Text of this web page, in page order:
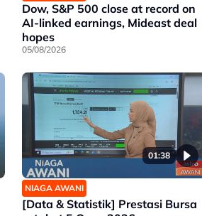
Dow, S&P 500 close at record on
AI-linked earnings, Mideast deal
hopes
05/08/2026
01:38
NIAGA AWANI
[Data & Statistik] Prestasi Bursa